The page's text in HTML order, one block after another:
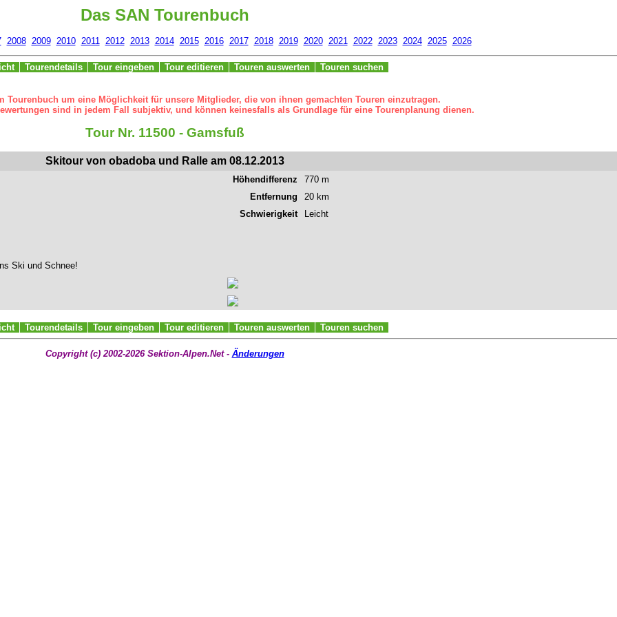
Das SAN Tourenbuch
2008 2009 2010 2011 2012 2013 2014 2015 2016 2017 2018 2019 2020 2021 2022 2023 2024 2025 2026
Tourendetails Tour eingeben Tour editieren Touren auswerten Touren suchen
Tourenbuch um eine Möglichkeit für unsere Mitglieder, die von ihnen gemachten Touren einzutragen.
sind in jedem Fall subjektiv, und können keinesfalls als Grundlage für eine Tourenplanung dienen.
Tour Nr. 11500 - Gamsfuß
Skitour von obadoba und Ralle am 08.12.2013
Höhendifferenz
770 m
Entfernung
20 km
Schwierigkeit
Leicht
Ski und Schnee!
Tourendetails Tour eingeben Tour editieren Touren auswerten Touren suchen
Copyright (c) 2002-2026 Sektion-Alpen.Net - Änderungen